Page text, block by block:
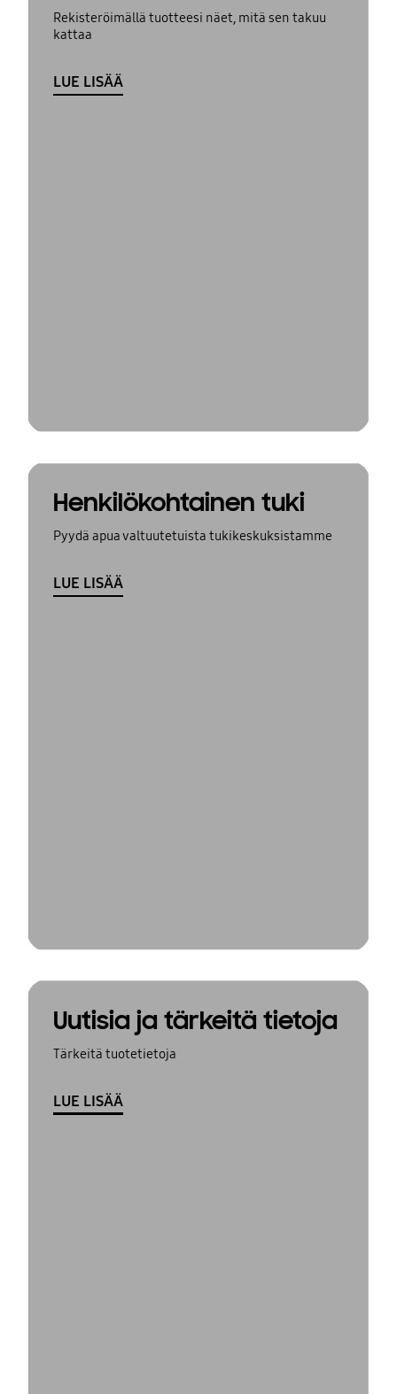
Rekisteröimällä tuotteesi näet, mitä sen takuu
kattaa
LUE LISÄÄ
Henkilökohtainen tuki
Pyydä apua valtuutetuista tukikeskuksistamme
LUE LISÄÄ
Uutisia ja tärkeitä tietoja
Tärkeitä tuotetietoja
LUE LISÄÄ